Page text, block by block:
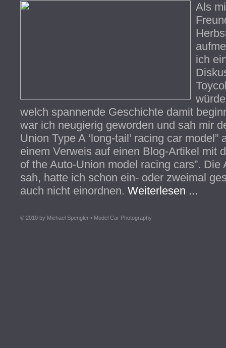
Als
ich
welch spannende Geschichte damit
war ich neugierig geworden und sah mir
Union Type A ‘long-tail’ racing car
einem Verweis auf einen Blog-Artikel mit
of the Auto-Union model racing cars”. Die
sah, hatte ich schon ein- oder zweimal
auch nicht einordnen. Weiterlesen ...
© 2010 by Michael Spengler • Model Car Photography